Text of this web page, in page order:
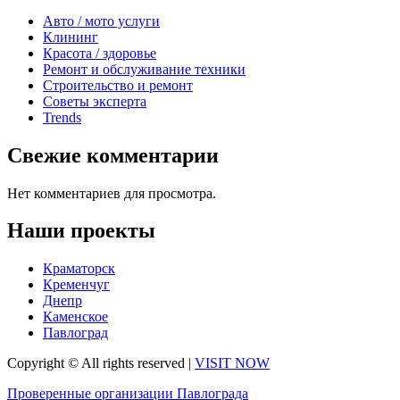
Авто / мото услуги
Клининг
Красота / здоровье
Ремонт и обслуживание техники
Строительство и ремонт
Советы эксперта
Trends
Свежие комментарии
Нет комментариев для просмотра.
Наши проекты
Краматорск
Кременчуг
Днепр
Каменское
Павлоград
Copyright © All rights reserved | VISIT NOW
Проверенные организации Павлограда